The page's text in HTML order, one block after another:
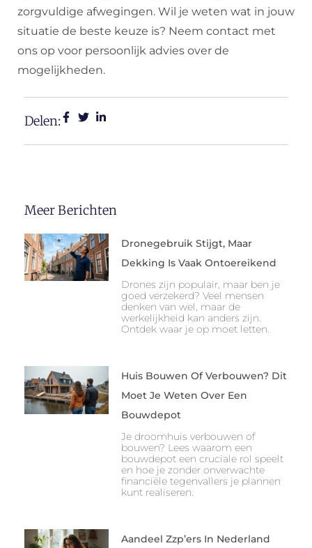
zorgvuldige afwegingen. Wil je weten wat in jouw
situatie de beste keuze is? Neem contact met
ons op voor persoonlijk advies over de
mogelijkheden.
Delen:
Meer Berichten
Dronegebruik Stijgt, Maar
Dekking Is Vaak Ontoereikend
Drones zijn populair, maar ben je
goed verzekerd? Veel mensen
denken van wel, maar de
werkelijkheid kan anders zijn.
Ontdek waar je op moet letten.
Huis Bouwen Of Verbouwen? Dit
Moet Je Weten Over Een
Bouwdepot
Je droomhuis verbouwen of
bouwen? Lees waarom een
bouwdepot een cruciale rol speelt
en hoe je zonder onverwachte
financiële tegenvallers je plannen
kunt realiseren.
Aandeel Zzp’ers In Nederland